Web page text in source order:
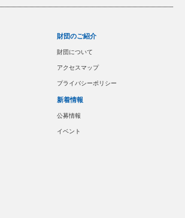
財団のご紹介
財団について
アクセスマップ
プライバシーポリシー
新着情報
公募情報
イベント